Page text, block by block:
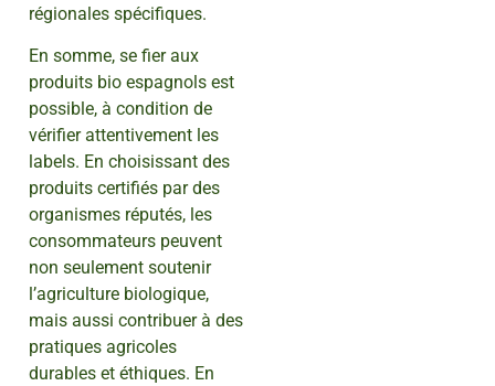
régionales spécifiques.
En somme, se fier aux
produits bio espagnols est
possible, à condition de
vérifier attentivement les
labels. En choisissant des
produits certifiés par des
organismes réputés, les
consommateurs peuvent
non seulement soutenir
l’agriculture biologique,
mais aussi contribuer à des
pratiques agricoles
durables et éthiques. En